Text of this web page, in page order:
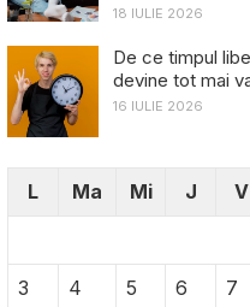
18 IULIE 2026
De ce timpul
devine tot mai
16 IULIE 2026
L Ma Mi J V
3
4 5 6 7